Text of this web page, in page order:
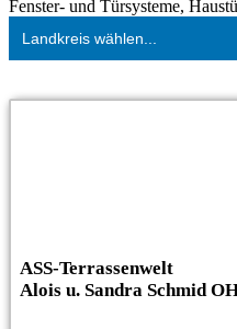
Fenster- und Türsysteme,
Landkreis wählen...
ASS-Terrassenwelt
Alois u. Sandra Schmid